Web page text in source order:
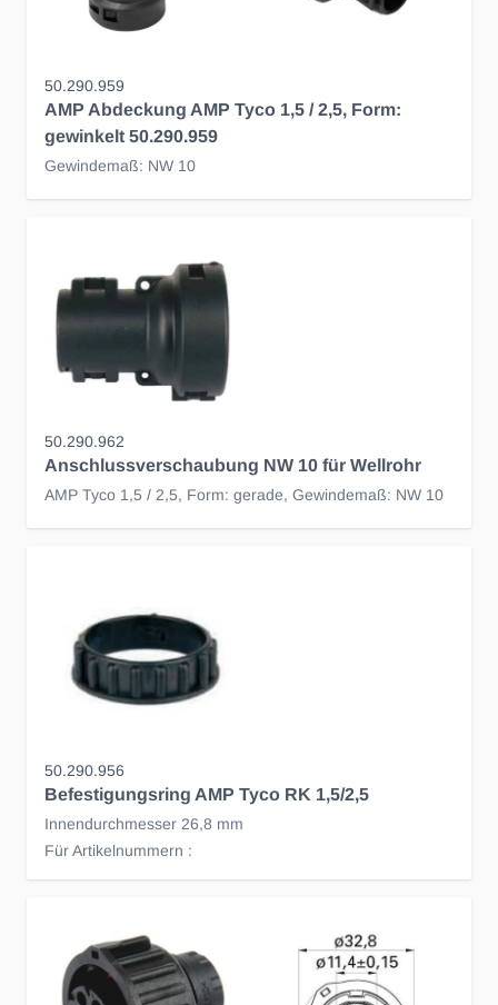
50.290.959
AMP Abdeckung AMP Tyco 1,5 / 2,5, Form:
gewinkelt 50.290.959
Gewindemaß: NW 10
50.290.962
Anschlussverschaubung NW 10 für Wellrohr
AMP Tyco 1,5 / 2,5, Form: gerade, Gewindemaß: NW 10
50.290.956
Befestigungsring AMP Tyco RK 1,5/2,5
Innendurchmesser 26,8 mm
Für Artikelnummern :